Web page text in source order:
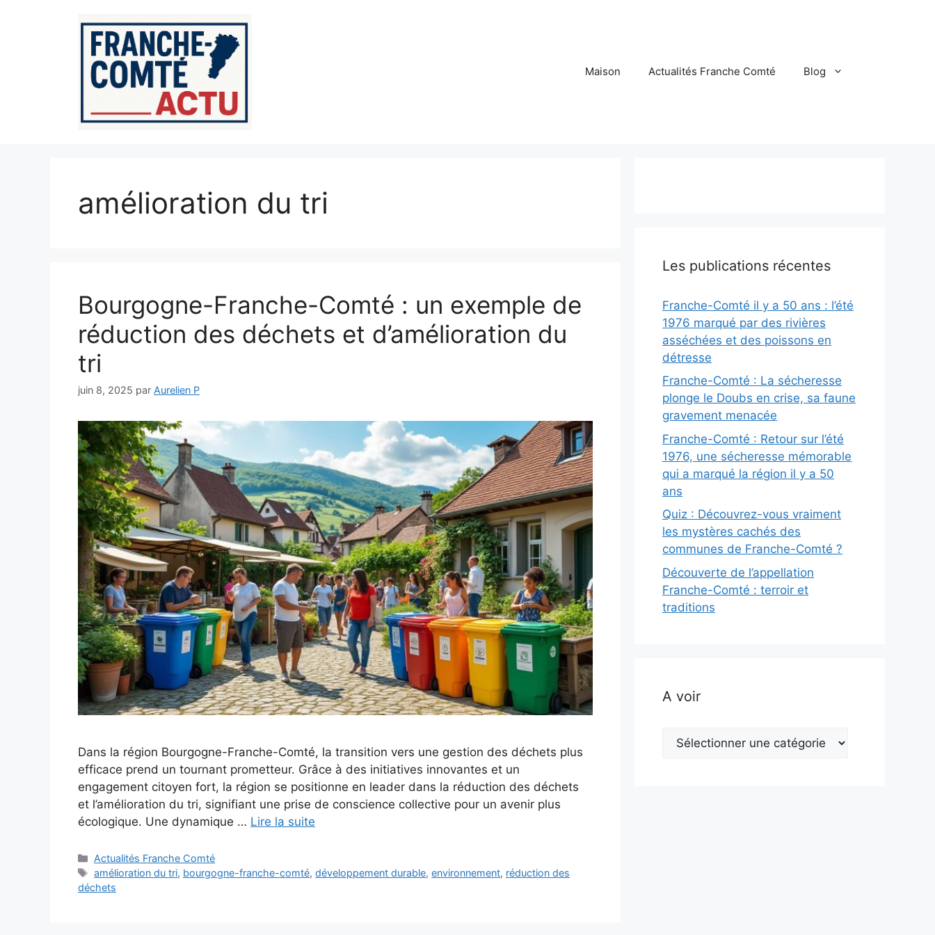
Maison Actualités Franche Comté Blog
amélioration du tri
Bourgogne-Franche-Comté : un exemple de
réduction des déchets et d’amélioration du
tri
juin 8, 2025 par Aurelien P
Dans la région Bourgogne-Franche-Comté, la transition vers une gestion des déchets plus
efficace prend un tournant prometteur. Grâce à des initiatives innovantes et un
engagement citoyen fort, la région se positionne en leader dans la réduction des déchets
et l’amélioration du tri, signifiant une prise de conscience collective pour un avenir plus
écologique. Une dynamique … Lire la suite
Catégories
Actualités Franche Comté
Étiquettes
amélioration du tri, bourgogne-franche-comté,développement durable,environnement, réduction des
déchets
Les publications récentes
Franche-Comté il y a 50 ans : l’été
1976 marqué par des rivières
asséchées et des poissons en
détresse
Franche-Comté : La sécheresse
plonge le Doubs en crise, sa faune
gravement menacée
Franche-Comté : Retour sur l’été
1976, une sécheresse mémorable
qui a marqué la région il y a 50
ans
Quiz : Découvrez-vous vraiment
les mystères cachés des
communes de Franche-Comté ?
Découverte de l’appellation
Franche-Comté : terroir et
traditions
A voir
voir